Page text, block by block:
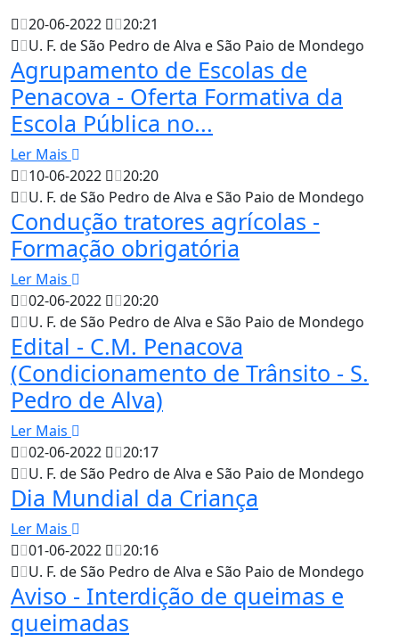
20-06-2022
20:21
U. F. de São Pedro de Alva e São Paio de Mondego
Agrupamento de Escolas de
Penacova - Oferta Formativa da
Escola Pública no...
Ler Mais
10-06-2022
20:20
U. F. de São Pedro de Alva e São Paio de Mondego
Condução tratores agrícolas -
Formação obrigatória
Ler Mais
02-06-2022
20:20
U. F. de São Pedro de Alva e São Paio de Mondego
Edital - C.M. Penacova
(Condicionamento de Trânsito - S.
Pedro de Alva)
Ler Mais
02-06-2022
20:17
U. F. de São Pedro de Alva e São Paio de Mondego
Dia Mundial da Criança
Ler Mais
01-06-2022
20:16
U. F. de São Pedro de Alva e São Paio de Mondego
Aviso - Interdição de queimas e
queimadas